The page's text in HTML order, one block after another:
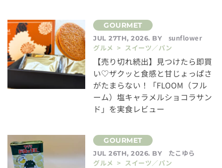
JUL 27TH, 2026. BY
sunflower
グルメ > スイーツ／パン
【売り切れ続出】見つけたら即買
い♡ザクッと食感と甘じょっぱさ
がたまらない！「FLOOM（フル
ーム）塩キャラメルショコラサン
ド」を実食レビュー
JUL 26TH, 2026. BY
たこゆら
グルメ > スイーツ／パン